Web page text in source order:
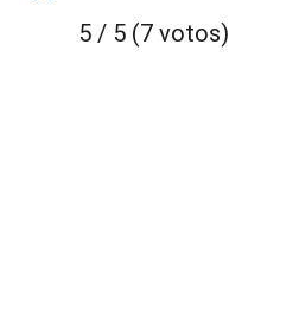
5 / 5 (7 votos)